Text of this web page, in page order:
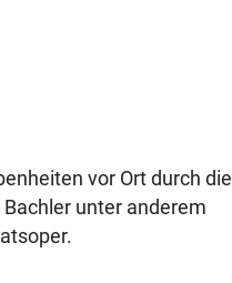
vor Ort durch die
unter anderem